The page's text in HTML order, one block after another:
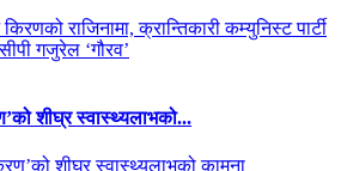
शीघ्र स्वास्थ्यलाभको...